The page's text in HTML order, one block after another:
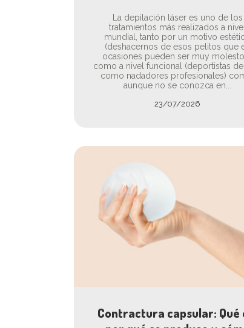
La depilación láser es uno de los
tratamientos más realizados a
mundial, tanto por un motivo
(deshacernos de esos pelitos que
ocasiones pueden ser muy
como a nivel funcional (deportistas
como nadadores profesionales)
aunque no se conozca en...
23/07/2026
Contractura capsular: Qué